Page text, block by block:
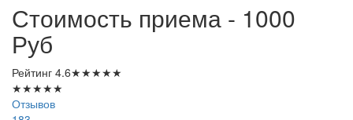
Стоимость приема - 1000
Руб
Рейтинг 4.6★★★★★
★★★★★
Отзывов